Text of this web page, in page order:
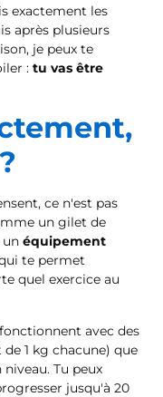
exactement les
après plusieurs
je peux te
: tu vas être
ce n'est pas
un gilet de
un équipement
te permet
quel exercice au
avec des
1 kg chacune) que
Tu peux
jusqu'à 20